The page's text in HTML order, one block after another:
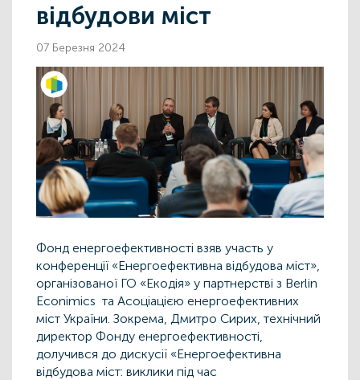
відбудови міст
07 Березня 2024
Фонд енергоефективності взяв участь у
конференції «Енергоефективна відбудова міст»,
організованої ГО «Екодія» у партнерстві з Berlin
Econimics та Асоціацією енергоефективних
міст України. Зокрема, Дмитро Сирих, технічний
директор Фонду енергоефективності,
долучився до дискусії «Енергоефективна
відбудова міст: виклики під час